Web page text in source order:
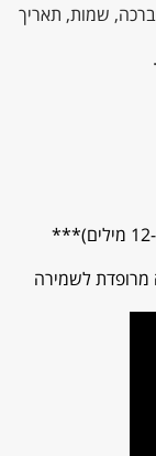
שמות, תאריך
לשמירה